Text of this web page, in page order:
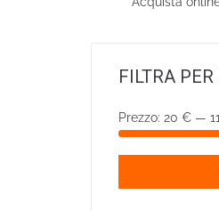
FILTRA
Prezzo: 20 € —